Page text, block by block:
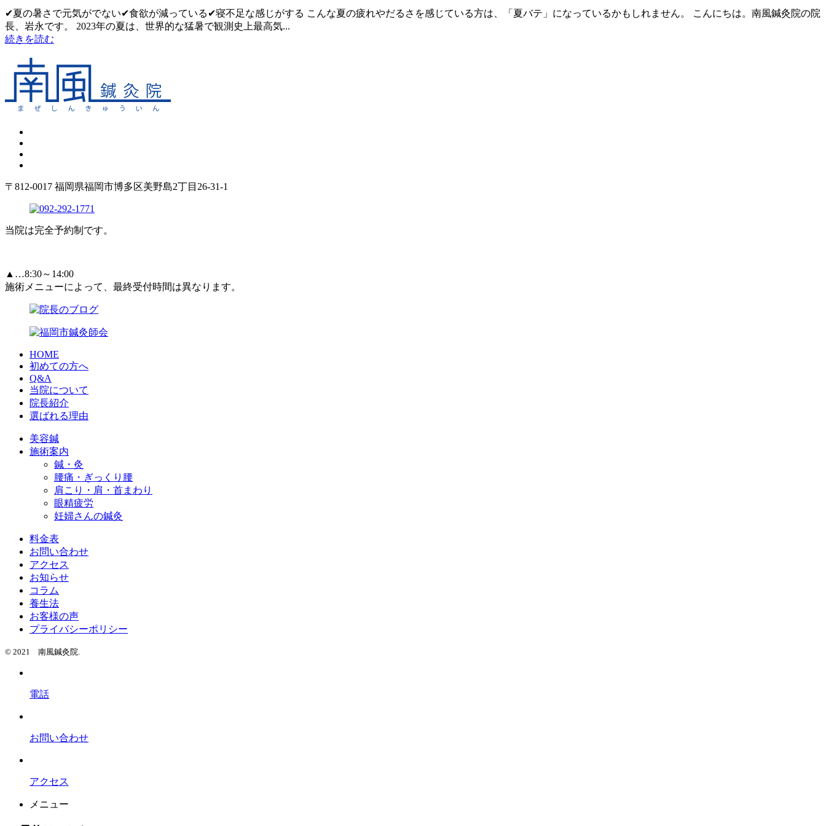
✔夏の暑さで元気がでない✔食欲が減っている✔寝不足な感じがする こんな夏の疲れやだるさを感じている方は、「夏バテ」になっているかもしれません。 こんにちは。南風鍼灸院の院
長、岩永です。 2023年の夏は、世界的な猛暑で観測史上最高気...
続きを読む
〒812-0017 福岡県福岡市博多区美野島2丁目26-31-1
当院は完全予約制です。
▲…8:30～14:00
施術メニューによって、最終受付時間は異なります。
HOME
初めての方へ
Q&A
当院について
院長紹介
選ばれる理由
美容鍼
施術案内
鍼・灸
腰痛・ぎっくり腰
肩こり・肩・首まわり
眼精疲労
妊婦さんの鍼灸
料金表
お問い合わせ
アクセス
お知らせ
コラム
養生法
お客様の声
プライバシーポリシー
© 2021 南風鍼灸院.
電話
お問い合わせ
アクセス
メニュー